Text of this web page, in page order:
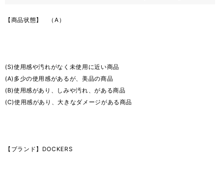
【商品状態】 （A）
(S)使用感や汚れがなく未使用に近い商品
(A)多少の使用感があるが、美品の商品
(B)使用感があり、しみや汚れ、がある商品
(C)使用感があり、大きなダメージがある商品
【ブランド】DOCKERS